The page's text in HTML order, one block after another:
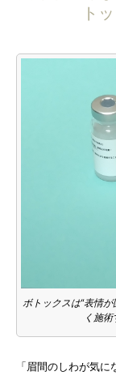
ト
ボトックスは“表情
く施
「眉間のしわが気